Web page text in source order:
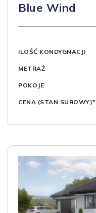
Blue Wind
ILOŚĆ KONDYGNACJI
METRAŻ
POKOJE
CENA (STAN SUROWY)*